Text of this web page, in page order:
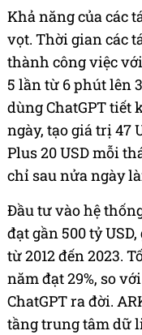
Khả năng của các
vọt. Thời gian các
thành công việc
5 lần từ 6 phút lên
dùng ChatGPT
ngày, tạo giá trị 47
Plus 20 USD mỗi
chỉ sau nửa ngày
Đầu tư vào hệ
đạt gần 500 tỷ
từ 2012 đến 2023.
năm đạt 29%, so
ChatGPT ra đời.
tầng trung tâm dữ